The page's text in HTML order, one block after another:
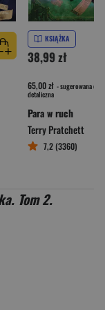
KSIĄŻKA
38,99 zł
65,00 zł - sugerowana cena
detaliczna
Para w ruch
Terry Pratchett
7,2 (3360)
Tom 2.